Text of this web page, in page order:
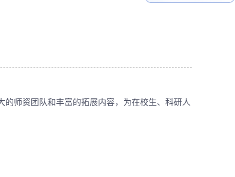
师资团队和丰富的拓展内容，为在校生、科研人